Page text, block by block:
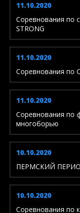
11.10.2020
Соревнования по
STRONG
11.10.2020
Соревнования по
11.10.2020
Соревнования по
многоборью
10.10.2020
ПЕРМСКИЙ
10.10.2020
Соревнования по